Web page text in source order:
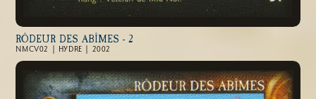
RÔDEUR DES ABÎMES - 2
NMCV02 | HYDRE | 2002